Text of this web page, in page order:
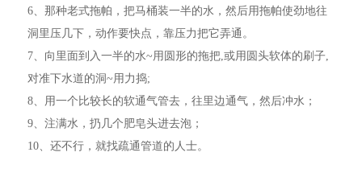
6、那种老式拖帕，把马桶装一半的水，然后用拖帕使劲地往
洞里压几下，动作要快点，靠压力把它弄通。
7、向里面到入一半的水~用圆形的拖把,或用圆头软体的刷子,
对准下水道的洞~用力捣;
8、用一个比较长的软通气管去，往里边通气，然后冲水；
9、注满水，扔几个肥皂头进去泡；
10、还不行，就找疏通管道的人士。